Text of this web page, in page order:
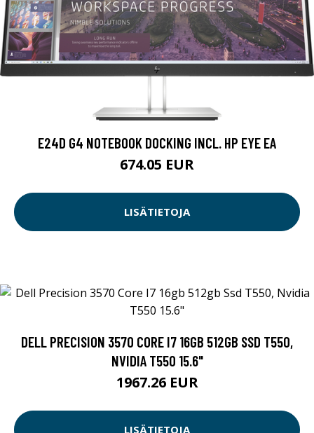
E24D G4 NOTEBOOK DOCKING INCL. HP EYE EA
674.05 EUR
LISÄTIETOJA
DELL PRECISION 3570 CORE I7 16GB 512GB SSD T550,
NVIDIA T550 15.6"
1967.26 EUR
LISÄTIETOJA